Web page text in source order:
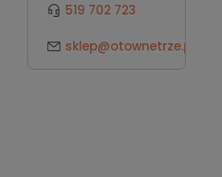
519 702 723
sklep@otownetrze.pl